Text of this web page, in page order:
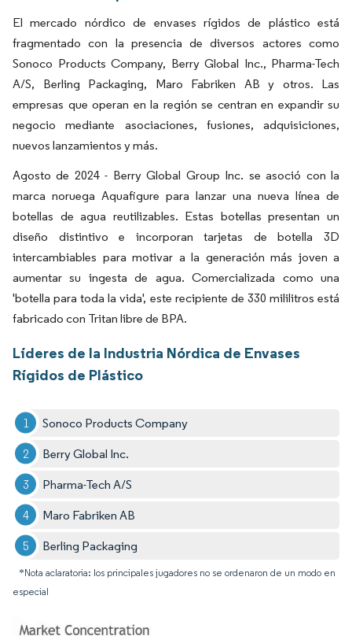
El mercado nórdico de envases rígidos de plástico está
fragmentado con la presencia de diversos actores como
Sonoco Products Company, Berry Global Inc., Pharma-Tech
A/S, Berling Packaging, Maro Fabriken AB y otros. Las
empresas que operan en la región se centran en expandir su
negocio mediante asociaciones, fusiones, adquisiciones,
nuevos lanzamientos y más.
Agosto de 2024 - Berry Global Group Inc. se asoció con la
marca noruega Aquafigure para lanzar una nueva línea de
botellas de agua reutilizables. Estas botellas presentan un
diseño distintivo e incorporan tarjetas de botella 3D
intercambiables para motivar a la generación más joven a
aumentar su ingesta de agua. Comercializada como una
'botella para toda la vida', este recipiente de 330 mililitros está
fabricado con Tritan libre de BPA.
Líderes de la Industria Nórdica de Envases
Rígidos de Plástico
Sonoco Products Company
Berry Global Inc.
Pharma-Tech A/S
Maro Fabriken AB
Berling Packaging
*Nota aclaratoria: los principales jugadores no se ordenaron de un modo en
especial